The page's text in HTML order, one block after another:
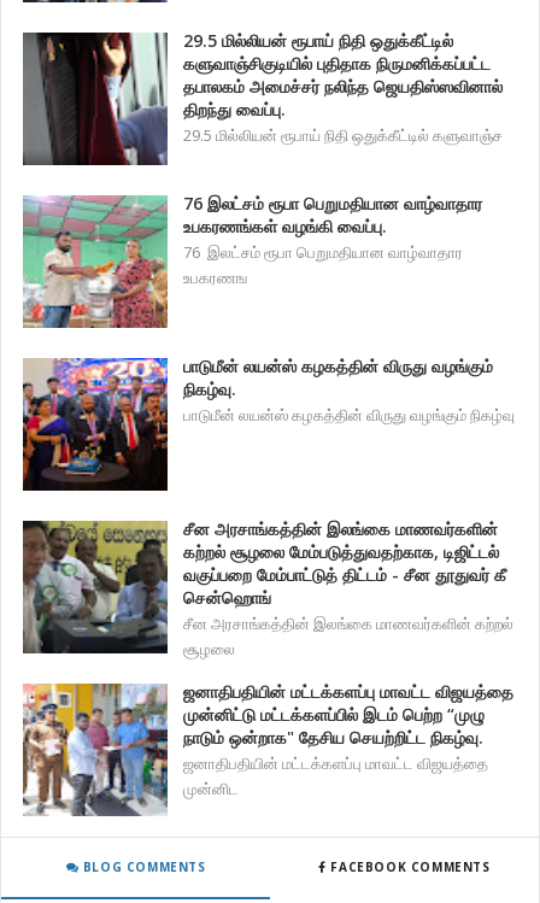
29.5 மில்லியன் ரூபாய் நிதி ஒதுக்கீட்டில்
களுவாஞ்சிகுடியில் புதிதாக நிருமனிக்கப்பட்ட
தபாலகம் அமைச்சர் நலிந்த ஜெயதிஸ்ஸவினால்
திறந்து வைப்பு.
29.5 மில்லியன் ரூபாய் நிதி ஒதுக்கீட்டில் களுவாஞ்ச
76 இலட்சம் ரூபா பெறுமதியான வாழ்வாதார
உபகரணங்கள் வழங்கி வைப்பு.
76 இலட்சம் ரூபா பெறுமதியான வாழ்வாதார
உபகரணங
பாடுமீன் லயன்ஸ் கழகத்தின் விருது வழங்கும்
நிகழ்வு.
பாடுமீன் லயன்ஸ் கழகத்தின் விருது வழங்கும் நிகழ்வு
சீன அரசாங்கத்தின் இலங்கை மாணவர்களின்
கற்றல் சூழலை மேம்படுத்துவதற்காக, டிஜிட்டல்
வகுப்பறை மேம்பாட்டுத் திட்டம் - சீன தூதுவர் கீ
சென்ஹொங்
சீன அரசாங்கத்தின் இலங்கை மாணவர்களின் கற்றல்
சூழலை
ஜனாதிபதியின் மட்டக்களப்பு மாவட்ட விஜயத்தை
முன்னிட்டு மட்டக்களப்பில் இடம் பெற்ற “முழு
நாடும் ஒன்றாக" தேசிய செயற்றிட்ட நிகழ்வு.
ஜனாதிபதியின் மட்டக்களப்பு மாவட்ட விஜயத்தை
முன்னிட
BLOG COMMENTS FACEBOOK COMMENTS